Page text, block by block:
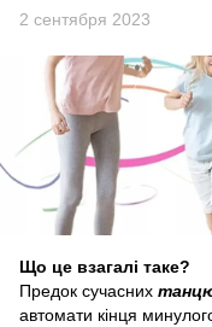
2 сентября 2023
Що це взагалі таке?
Предок сучасних
автомати кінця